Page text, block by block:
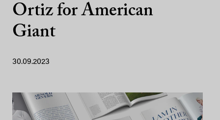
Ortiz for American
Giant
30.09.2023